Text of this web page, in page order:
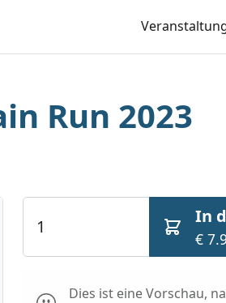
Run 2023
In
€
Dies ist eine Vorschau,